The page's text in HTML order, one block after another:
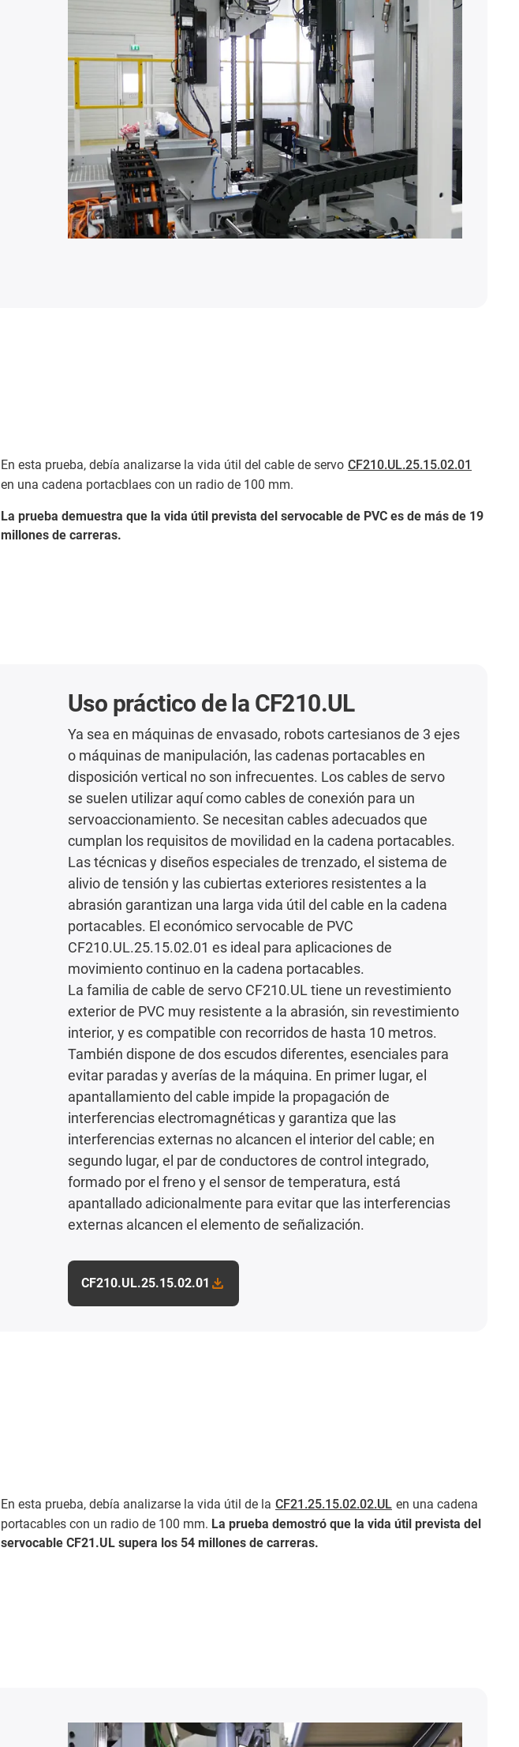
En esta prueba, debía analizarse la vida útil del cable de servo CF210.UL.25.15.02.01
en una cadena portacblaes con un radio de 100 mm.
La prueba demuestra que la vida útil prevista del servocable de PVC es de más de 19
millones de carreras.
Uso práctico de la CF210.UL
Ya sea en máquinas de envasado, robots cartesianos de 3 ejes
o máquinas de manipulación, las cadenas portacables en
disposición vertical no son infrecuentes. Los cables de servo
se suelen utilizar aquí como cables de conexión para un
servoaccionamiento. Se necesitan cables adecuados que
cumplan los requisitos de movilidad en la cadena portacables.
Las técnicas y diseños especiales de trenzado, el sistema de
alivio de tensión y las cubiertas exteriores resistentes a la
abrasión garantizan una larga vida útil del cable en la cadena
portacables. El económico servocable de PVC
CF210.UL.25.15.02.01 es ideal para aplicaciones de
movimiento continuo en la cadena portacables.
La familia de cable de servo CF210.UL tiene un revestimiento
exterior de PVC muy resistente a la abrasión, sin revestimiento
interior, y es compatible con recorridos de hasta 10 metros.
También dispone de dos escudos diferentes, esenciales para
evitar paradas y averías de la máquina. En primer lugar, el
apantallamiento del cable impide la propagación de
interferencias electromagnéticas y garantiza que las
interferencias externas no alcancen el interior del cable; en
segundo lugar, el par de conductores de control integrado,
formado por el freno y el sensor de temperatura, está
apantallado adicionalmente para evitar que las interferencias
externas alcancen el elemento de señalización.
CF210.UL.25.15.02.01
En esta prueba, debía analizarse la vida útil de la CF21.25.15.02.02.UL en una cadena
portacables con un radio de 100 mm. La prueba demostró que la vida útil prevista del
servocable CF21.UL supera los 54 millones de carreras.